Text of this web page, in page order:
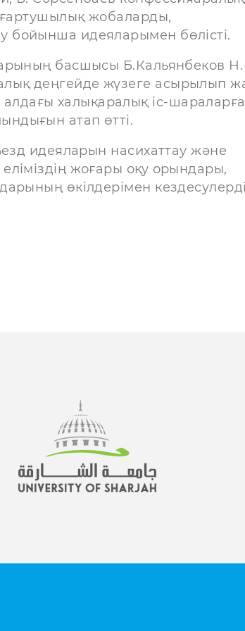
жобаларды,
бойынша идеяларымен бөлісті.
басшысы Б.Кальянбеков Н.
деңгейде жүзеге асырылып
халықаралық іс-шараларға
атап өтті.
идеяларын насихаттау және
жоғары оқу орындары,
өкілдерімен кездесулерді